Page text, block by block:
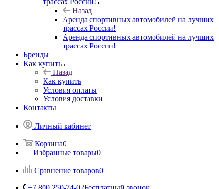
трассах России!
Назад
Аренда спортивных автомобилей на лучших
трассах России!
Аренда спортивных автомобилей на лучших
трассах России!
Бренды
Как купить
Назад
Как купить
Условия оплаты
Условия доставки
Контакты
Личный кабинет
Корзина0
Избранные товары0
Сравнение товаров0
+7 800 250-74-02Бесплатный звонок